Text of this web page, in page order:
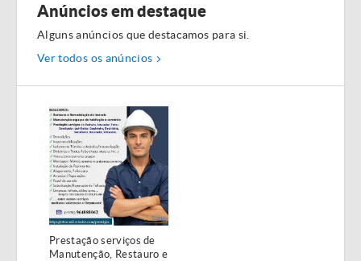
Anúncios em destaque
Alguns anúncios que destacamos para si.
Ver todos os anúncios
Prestação serviços de
Manutenção, Restauro e